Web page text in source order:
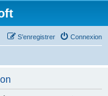
Connexion
S’enregistrer